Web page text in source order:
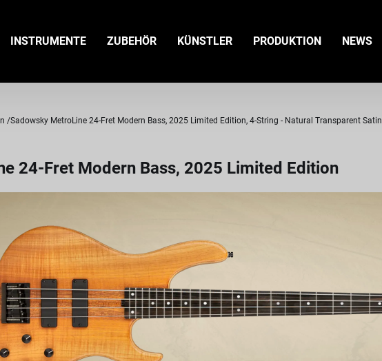
INSTRUMENTE ZUBEHÖR KÜNSTLER PRODUKTION NEWS
Sadowsky MetroLine 24-Fret Modern Bass, 2025 Limited Edition, 4-String - Natural Transparent Satin
24-Fret Modern Bass, 2025 Limited Edition